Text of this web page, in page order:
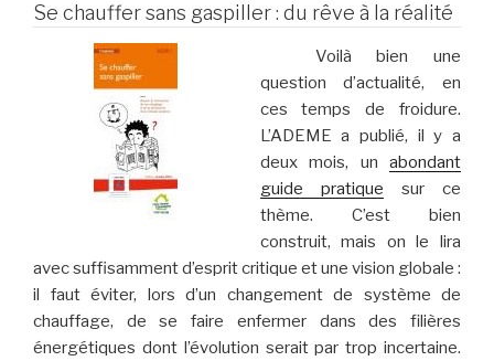
Se chauffer sans gaspiller : du rêve à la réalité
Voilà bien une
question d’actualité, en
ces temps de froidure.
L’ADEME a publié, il y a
deux mois, un abondant
guide pratique sur ce
thème. C’est bien
construit, mais on le lira
avec suffisamment d’esprit critique et une vision globale :
il faut éviter, lors d’un changement de système de
chauffage, de se faire enfermer dans des filières
énergétiques dont l’évolution serait par trop incertaine.